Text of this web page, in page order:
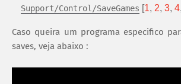
Support/Control/SaveGames [1, 2, 3, 4,
Caso queira um programa especifico
saves, veja abaixo :